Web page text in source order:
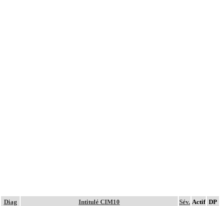
Diag Intitulé CIM10 Sév. Actif DP